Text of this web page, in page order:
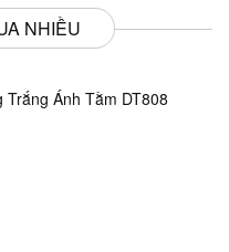
NHIỀU
Ánh Tằm DT808